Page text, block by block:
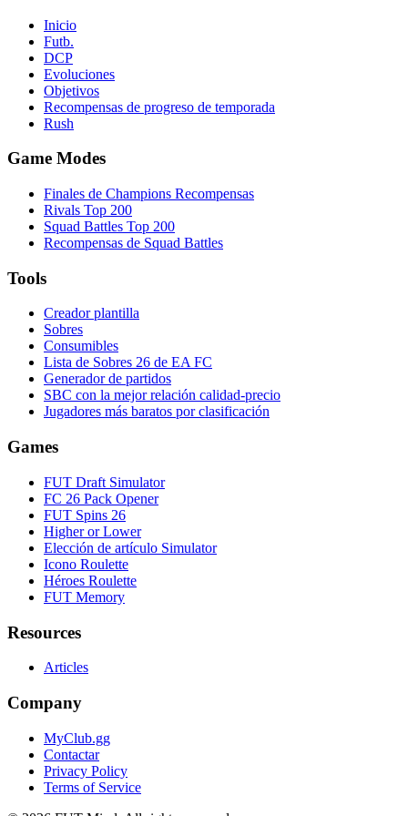
Inicio
Futb.
DCP
Evoluciones
Objetivos
Recompensas de progreso de temporada
Rush
Game Modes
Finales de Champions Recompensas
Rivals Top 200
Squad Battles Top 200
Recompensas de Squad Battles
Tools
Creador plantilla
Sobres
Consumibles
Lista de Sobres 26 de EA FC
Generador de partidos
SBC con la mejor relación calidad-precio
Jugadores más baratos por clasificación
Games
FUT Draft Simulator
FC 26 Pack Opener
FUT Spins 26
Higher or Lower
Elección de artículo Simulator
Icono Roulette
Héroes Roulette
FUT Memory
Resources
Articles
Company
MyClub.gg
Contactar
Privacy Policy
Terms of Service